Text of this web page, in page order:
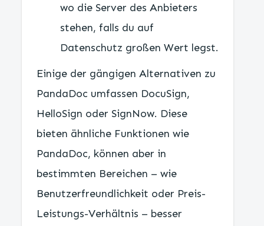
wo die Server des Anbieters
stehen, falls du auf
Datenschutz großen Wert legst.
Einige der gängigen Alternativen zu
PandaDoc umfassen DocuSign,
HelloSign oder SignNow. Diese
bieten ähnliche Funktionen wie
PandaDoc, können aber in
bestimmten Bereichen – wie
Benutzerfreundlichkeit oder Preis-
Leistungs-Verhältnis – besser